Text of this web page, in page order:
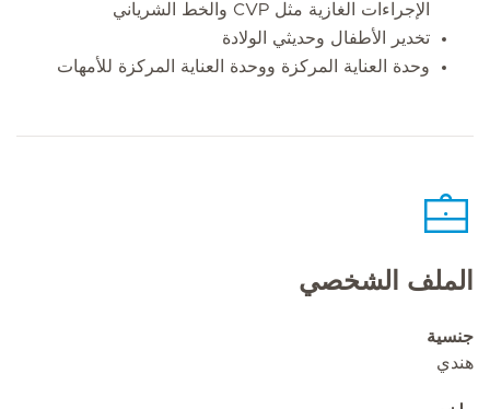
الإجراءات الغازية مثل CVP والخط الشرياني
تخدير الأطفال وحديثي الولادة
وحدة العناية المركزة ووحدة العناية المركزة للأمهات
الملف الشخصي
جنسية
هندي